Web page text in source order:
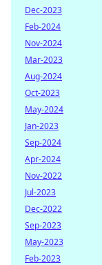
Dec-2023
Feb-2024
Nov-2024
Mar-2023
Aug-2024
Oct-2023
May-2024
Jan-2023
Sep-2024
Apr-2024
Nov-2022
Jul-2023
Dec-2022
Sep-2023
May-2023
Feb-2023